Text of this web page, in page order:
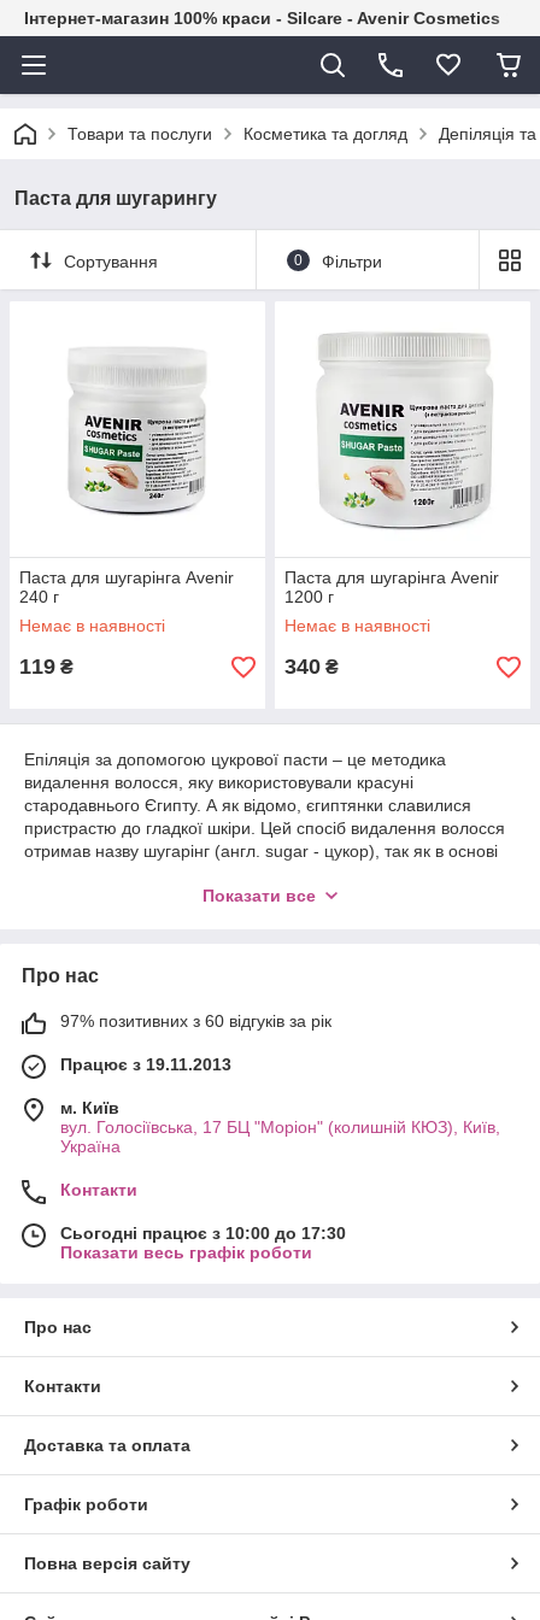
Інтернет-магазин 100% краси - Silcare - Avenir Cosmetics
Товари та послуги Косметика та догляд Депіляція
Паста для шугарингу
Сортування 0 Фільтри
Паста для шугарінга Avenir
240 г
Немає в наявності
119 ₴
Паста для шугарінга Avenir
1200 г
Немає в наявності
340 ₴
Епіляція за допомогою цукрової пасти – це методика
видалення волосся, яку використовували красуні
стародавнього Єгипту. А як відомо, єгиптянки славилися
пристрастю до гладкої шкіри. Цей спосіб видалення волосся
отримав назву шугарінг (англ. sugar - цукор), так як в основі
Намагаючись приготувати цукрову пасту в домашніх умовах,
Правильно приготований цукор для шугарингу по
Колір та щільність цукрової пасти для депіляції
використовується при приготуванні. Щоб не витрачати час та
шугарингу, у складі якої цукор, вода, лимонна кислота та
екстракт ромашки. А консистенція універсальної щільності
дозволяє використовувати цукрову пасту на будь-яких зонах
тіла. Готова цукрова паста Avenir підходить як для салонного
так і домашнього використання.
Показати все
Про нас
97% позитивних з 60 відгуків за рік
Працює з 19.11.2013
м. Київ
вул. Голосіївська, 17 БЦ "Моріон" (колишній КЮЗ), Київ,
Україна
Контакти
Сьогодні працює з 10:00 до 17:30
Показати весь графік роботи
Про нас
Контакти
Доставка та оплата
Графік роботи
Повна версія сайту